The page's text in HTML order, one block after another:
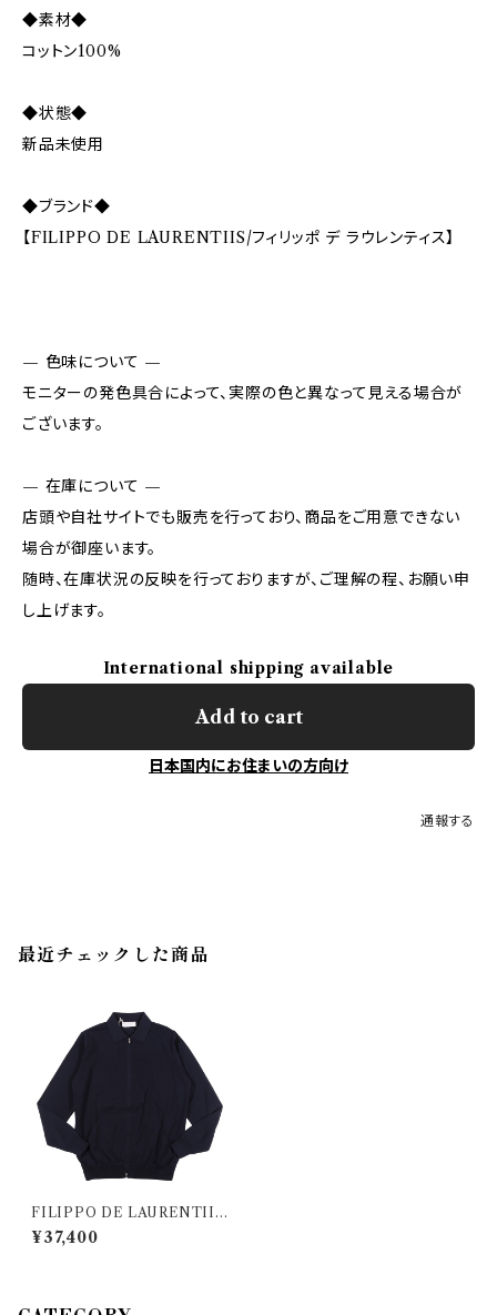
◆素材◆
コットン100%
◆状態◆
新品未使用
◆ブランド◆
【FILIPPO DE LAURENTIIS/フィリッポ デ ラウレンティス】
— 色味について —
モニターの発色具合によって、実際の色と異なって見える場合が
ございます。
— 在庫について —
店頭や自社サイトでも販売を行っており、商品をご用意できない
場合が御座います。
随時、在庫状況の反映を行っておりますが、ご理解の程、お願い申
し上げます。
International shipping available
Add to cart
日本国内にお住まいの方向け
通報する
最近チェックした商品
FILIPPO DE LAURENTIIS
（フィリッポ デ ラウレンティス）
ブルゾン FZML 000001 350
¥37,400